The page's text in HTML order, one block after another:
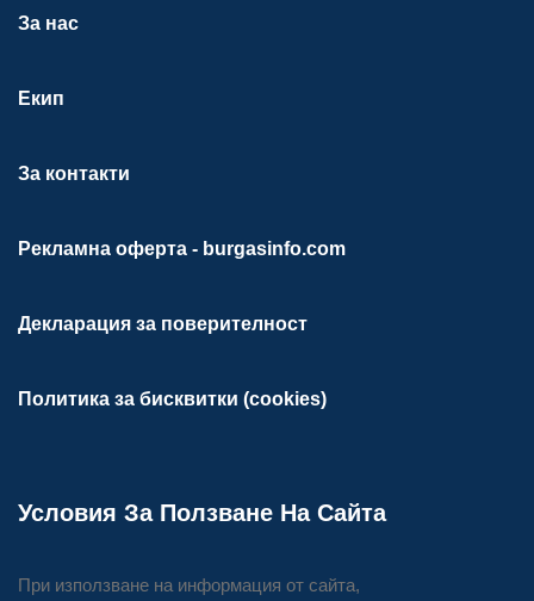
За нас
Екип
За контакти
Рекламна оферта - burgasinfo.com
Декларация за поверителност
Политика за бисквитки (cookies)
Условия За Ползване На Сайта
При използване на информация от сайта,